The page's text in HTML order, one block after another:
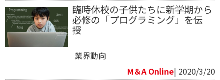
臨時休校の子供たちに新学期から
必修の「プログラミング」を伝
授
業界動向
M＆A Online| 2020/3/20